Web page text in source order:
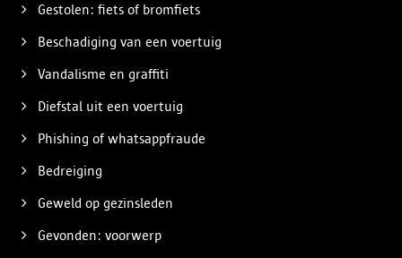
Gestolen: fiets of bromfiets
Beschadiging van een voertuig
Vandalisme en graffiti
Diefstal uit een voertuig
Phishing of whatsappfraude
Bedreiging
Geweld op gezinsleden
Gevonden: voorwerp